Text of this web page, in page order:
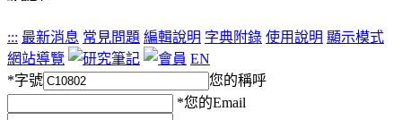
::: 最新消息 常見問題 編輯說明 字典附錄 使用說明 顯示模式
網站導覽
EN
*字號
您的稱呼
*您的Email